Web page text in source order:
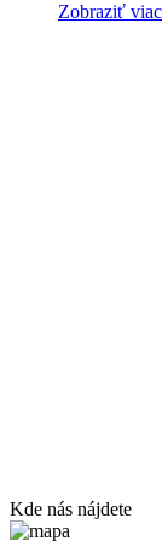
Zobraziť
Kde nás nájdete